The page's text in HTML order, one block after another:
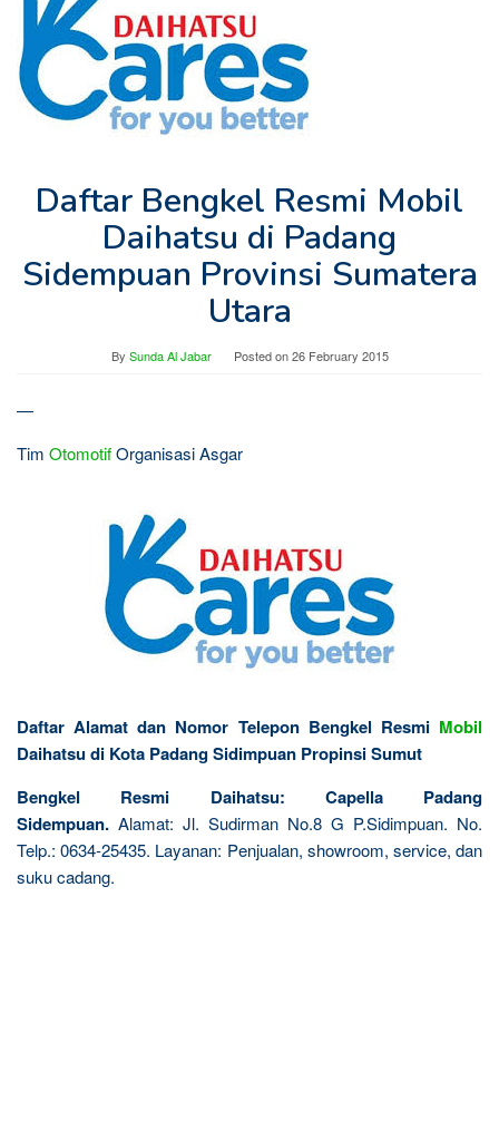
Daftar Bengkel Resmi Mobil
Daihatsu di Padang
Sidempuan Provinsi Sumatera
Utara
By Sunda Al Jabar Posted on26 February 2015
—
Tim OtomotifOrganisasi Asgar
Daftar Alamat dan Nomor Telepon Bengkel Resmi Mobil
Daihatsu di Kota Padang Sidimpuan Propinsi Sumut
Bengkel Resmi Daihatsu: Capella Padang
Sidempuan. Alamat: Jl. Sudirman No.8 G P.Sidimpuan. No.
Telp.: 0634-25435. Layanan: Penjualan, showroom, service, dan
suku cadang.